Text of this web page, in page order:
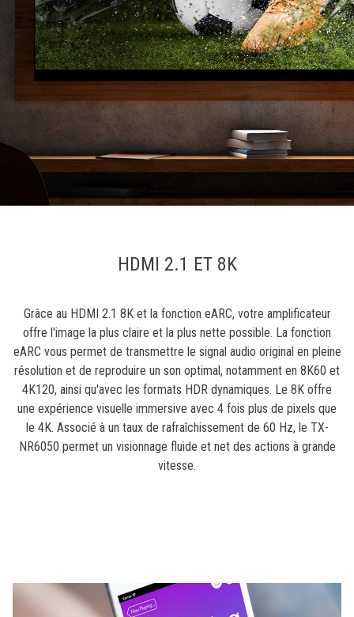
HDMI 2.1 ET 8K
Grâce au HDMI 2.1 8K et la fonction eARC, votre amplificateur
offre l'image la plus claire et la plus nette possible. La fonction
eARC vous permet de transmettre le signal audio original en pleine
résolution et de reproduire un son optimal, notamment en 8K60 et
4K120, ainsi qu'avec les formats HDR dynamiques. Le 8K offre
une expérience visuelle immersive avec 4 fois plus de pixels que
le 4K. Associé à un taux de rafraîchissement de 60 Hz, le TX-
NR6050 permet un visionnage fluide et net des actions à grande
vitesse.